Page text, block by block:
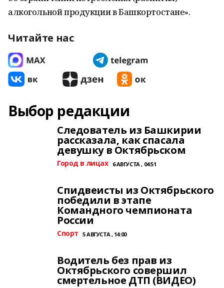
алкогольной продукции в Башкортостане».
Читайте нас
Выбор редакции
Следователь из Башкирии
рассказала, как спасала
девушку в Октябрьском
Город в лицах 6 АВГУСТА , 04:51
Спидвеисты из Октябрьского
победили в этапе
Командного чемпионата
России
Спорт 5 АВГУСТА , 14:00
Водитель без прав из
Октябрьского совершил
смертельное ДТП (ВИДЕО)